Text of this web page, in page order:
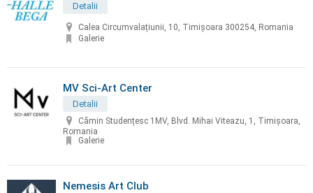
Detalii
Calea Circumvalațiunii, 10, Timișoara 300254, Romania
Galerie
MV Sci-Art Center
Detalii
Cămin Studențesc 1MV, Blvd. Mihai Viteazu, 1, Timișoara,
Romania
Galerie
Nemesis Art Club